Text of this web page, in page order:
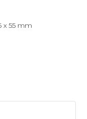
x 55 mm